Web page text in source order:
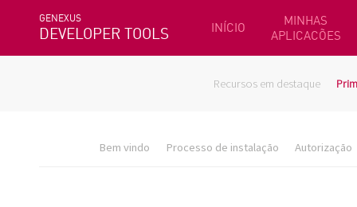
GENEXUS
DEVELOPER TOOLS INÍCIO
MINHAS
APLICACÕES
Recursos em destaque
Bem vindo Processo de instalação Autorização